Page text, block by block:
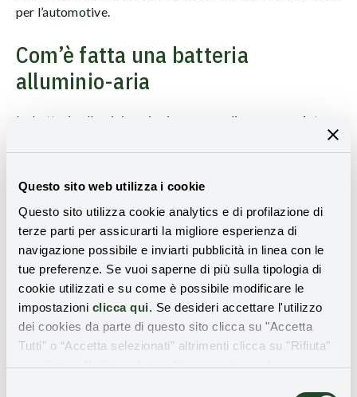
Questo sito web utilizza i cookie
Questo sito utilizza cookie analytics e di profilazione di
terze parti per assicurarti la migliore esperienza di
navigazione possibile e inviarti pubblicità in linea con le
tue preferenze. Se vuoi saperne di più sulla tipologia di
cookie utilizzati e su come è possibile modificare le
impostazioni clicca qui. Se desideri accettare l'utilizzo
dei cookies da parte di questo sito clicca su "Accetta
Tutti" o “Accetta selezionati” altrimenti clicca su "Rifiuta"
per rifiutare l’utilizzo dei cookie e mantenere le
per l’automotive.
Com’è fatta una batteria
alluminio-aria
La batteria alluminio-aria si compone di un
accumulatore
elettricità. La funzione della cella a combustibile che lo
sprigionata dalla batteria in elettrica.
Una volta carica, questa batteria puòalimentare tutti i
dispositivi elettronici
e la sua forza sta nella
lunga
. L’alluminio infatti non richiede alcun tipo di
manutenzione e questo accumulatore non si scarica
quando non viene utilizzato.